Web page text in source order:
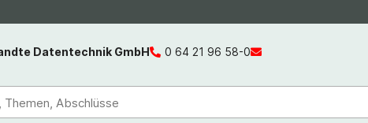
Datentechnik GmbH
0 64 21 96 58-0